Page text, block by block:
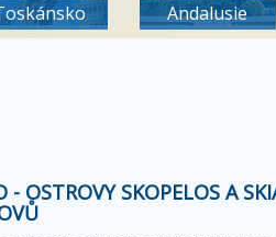
Andalusie
- OSTROVY SKOPELOS A